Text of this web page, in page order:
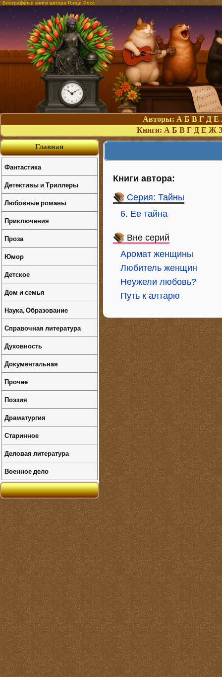
Биография и книги автора Голди Росс
Авторы: А Б В Г Д Е
Книги: А Б В Г Д Е Ж З
Книги автора:
Серия: Тайны
6. Ее тайна
Вне серий
Аромат женщины
Любитель женщин
Неужели любовь?
Путь к алтарю
Главная
Фантастика
Детективы и Триллеры
Любовные романы
Приключения
Проза
Юмор
Детское
Дом и семья
Наука, Образование
Справочная литература
Духовность
Документальная
Прочее
Поэзия
Драматургия
Старинное
Деловая литература
Военное дело